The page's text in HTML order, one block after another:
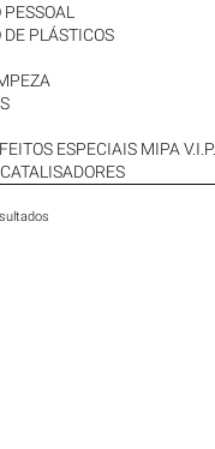
DE PLÁSTICOS
ESPECIAIS MIPA V.I.P.